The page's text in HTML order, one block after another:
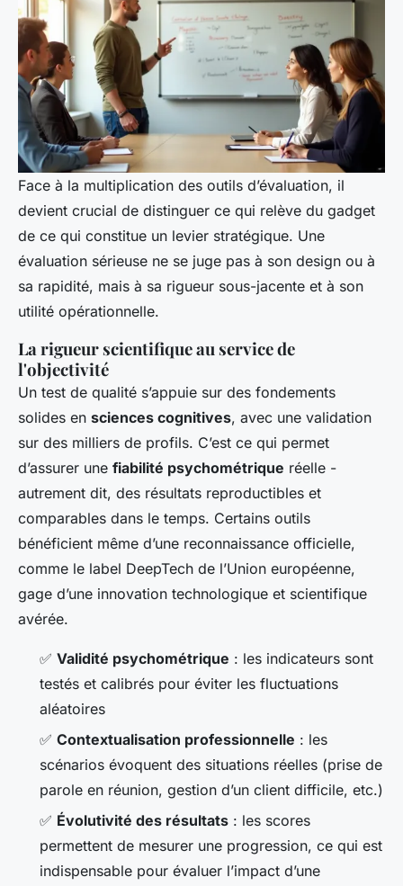
Face à la multiplication des outils d’évaluation, il
devient crucial de distinguer ce qui relève du gadget
de ce qui constitue un levier stratégique. Une
évaluation sérieuse ne se juge pas à son design ou à
sa rapidité, mais à sa rigueur sous-jacente et à son
utilité opérationnelle.
La rigueur scientifique au service de
l'objectivité
Un test de qualité s’appuie sur des fondements
solides en sciences cognitives, avec une validation
sur des milliers de profils. C’est ce qui permet
d’assurer une fiabilité psychométrique réelle -
autrement dit, des résultats reproductibles et
comparables dans le temps. Certains outils
bénéficient même d’une reconnaissance officielle,
comme le label DeepTech de l’Union européenne,
gage d’une innovation technologique et scientifique
avérée.
✅ Validité psychométrique : les indicateurs sont
testés et calibrés pour éviter les fluctuations
aléatoires
✅ Contextualisation professionnelle : les
scénarios évoquent des situations réelles (prise de
parole en réunion, gestion d’un client difficile, etc.)
✅ Évolutivité des résultats : les scores
permettent de mesurer une progression, ce qui est
indispensable pour évaluer l’impact d’une